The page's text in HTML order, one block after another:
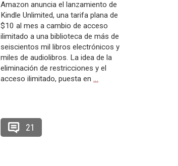
Amazon anuncia el lanzamiento de
Kindle Unlimited, una tarifa plana de
$10 al mes a cambio de acceso
ilimitado a una biblioteca de más de
seiscientos mil libros electrónicos y
miles de audiolibros. La idea de la
eliminación de restricciones y el
acceso ilimitado, puesta en…
21